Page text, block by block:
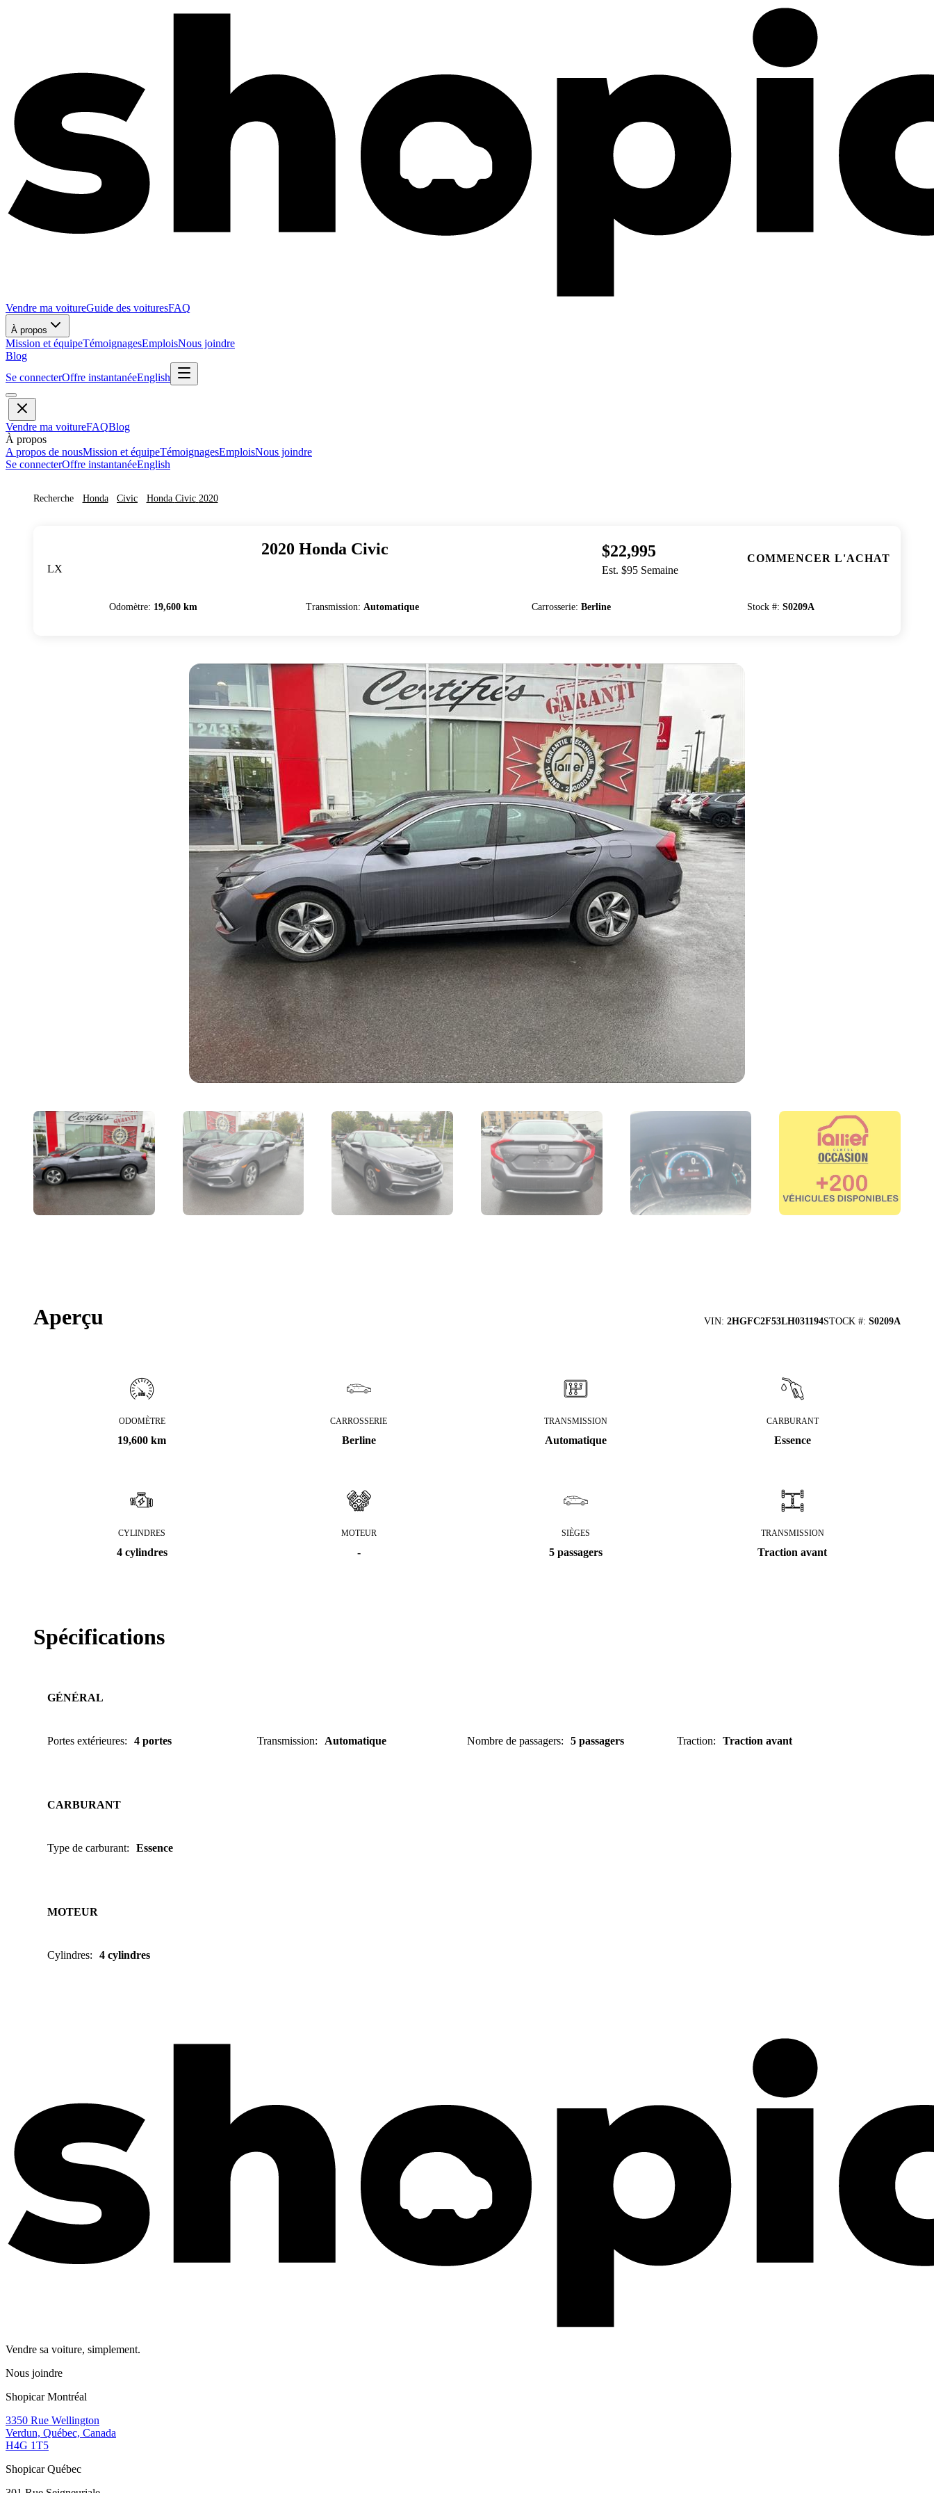
Vendre ma voitureGuide des voituresFAQ
À propos
Mission et équipeTémoignagesEmploisNous joindre
Blog
Se connecterOffre instantanéeEnglish
Vendre ma voitureFAQBlog
À propos
A propos de nousMission et équipeTémoignagesEmploisNous joindre
Se connecterOffre instantanéeEnglish
Recherche Honda Civic Honda Civic 2020
2020 Honda Civic
LX
$22,995
Est. $95 Semaine
COMMENCER L'ACHAT
Odomètre: 19,600 km Transmission:Automatique Carrosserie:Berline Stock #: S0209A
Aperçu VIN: 2HGFC2F53LH031194STOCK #: S0209A
ODOMÈTRE
19,600 km
CARROSSERIE
Berline
TRANSMISSION
Automatique
CARBURANT
Essence
CYLINDRES
4 cylindres
MOTEUR
-
SIÈGES
5 passagers
TRANSMISSION
Traction avant
Spécifications
GÉNÉRAL
Portes extérieures: 4 portes Transmission: Automatique Nombre de passagers: 5 passagers Traction: Traction avant
CARBURANT
Type de carburant: Essence
MOTEUR
Cylindres: 4 cylindres
Vendre sa voiture, simplement.
Nous joindre
Shopicar Montréal
3350 Rue Wellington
Verdun, Québec, Canada
H4G 1T5
Shopicar Québec